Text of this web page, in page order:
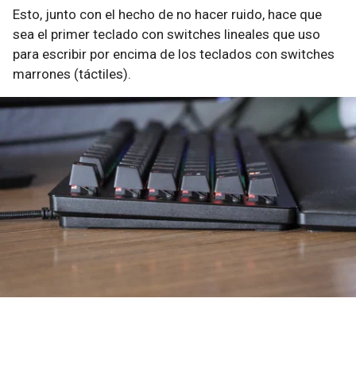
Esto, junto con el hecho de no hacer ruido, hace que
sea el primer teclado con switches lineales que uso
para escribir por encima de los teclados con switches
marrones (táctiles).